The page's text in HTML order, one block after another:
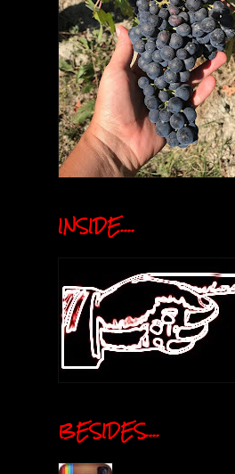
INSIDE....
BESIDES....